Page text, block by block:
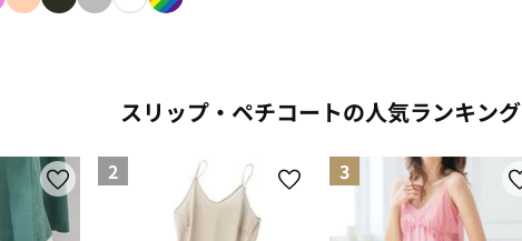
スリップ・ペチコートの人気ランキング
2 3